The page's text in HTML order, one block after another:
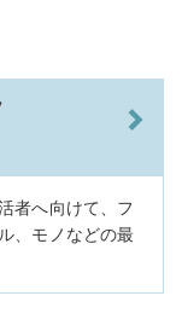
者へ向けて、フ
、モノなどの最